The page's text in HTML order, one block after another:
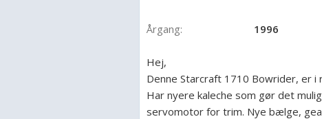
Årgang: 1996
Hej,
Denne Starcraft 1710 Bowrider, er
Har nyere kaleche som gør det
servomotor for trim. Nye bælge,